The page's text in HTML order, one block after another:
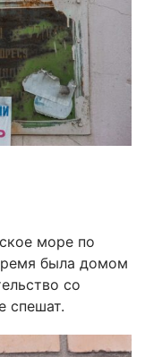
море по
была домом
со
спешат.